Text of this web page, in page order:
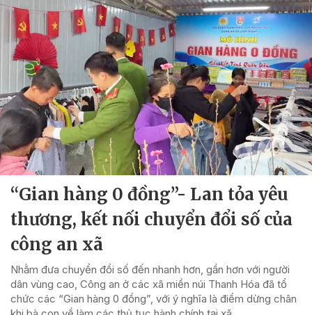
“Gian hàng 0 đồng”- Lan tỏa yêu
thương, kết nối chuyển đổi số của
công an xã
Nhằm đưa chuyển đổi số đến nhanh hơn, gần hơn với người
dân vùng cao, Công an ở các xã miền núi Thanh Hóa đã tổ
chức các “Gian hàng 0 đồng”, với ý nghĩa là điểm dừng chân